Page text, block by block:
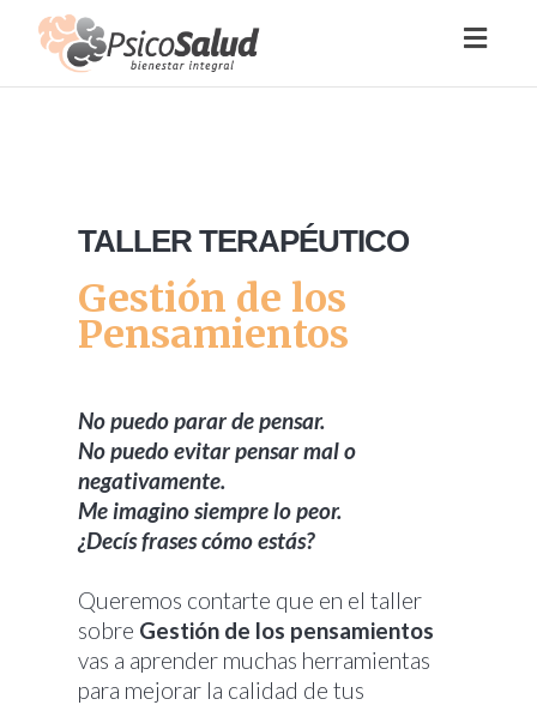
TALLER TERAPÉUTICO
Gestión de los
Pensamientos
No puedo parar de pensar.
No puedo evitar pensar mal o
negativamente.
Me imagino siempre lo peor.
¿Decís frases cómo estás?
Queremos contarte que en el taller
sobre Gestión de los pensamientos
vas a aprender muchas herramientas
para mejorar la calidad de tus